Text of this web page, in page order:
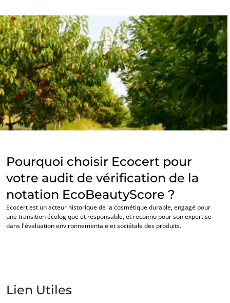
Commerce équitable
Pourquoi choisir Ecocert pour
votre audit de vérification de la
notation EcoBeautyScore ?
Ecocert est un acteur historique de la cosmétique durable, engagé pour
une transition écologique et responsable, et reconnu pour son expertise
dans l'évaluation environnementale et sociétale des produits.
Lien Utiles